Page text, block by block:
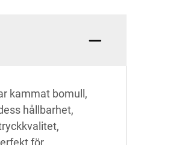
kammat bomull,
hållbarhet,
för